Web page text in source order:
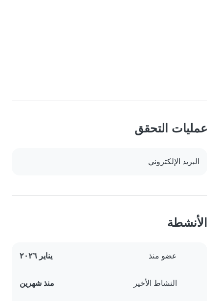
عمليات التحقق
البريد الإلكتروني
الأنشطة
عضو منذ يناير ٢٠٢٦
النشاط الأخير منذ شهرين